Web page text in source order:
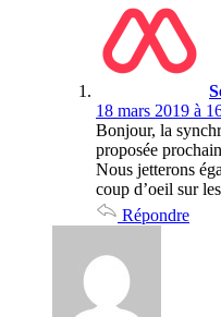
18 mars 2019 à
Bonjour, la
proposée
Nous jetterons
coup d’oeil sur
Répondre